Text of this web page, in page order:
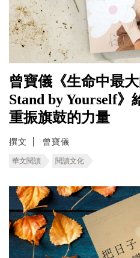
曾寶儀《生命中最
Stand by Yourself》
重振旗鼓的力量
撰文 曾寶儀
華文閱讀 閱讀文化